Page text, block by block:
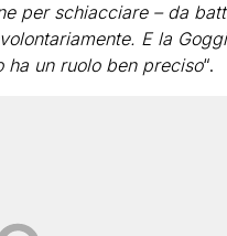
per schiacciare – da
E la
ha un ruolo ben preciso“.